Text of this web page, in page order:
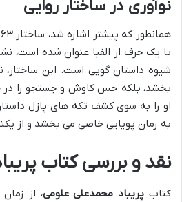
نوآوری در ساختار روایی
با یک حرف از الفبا عنوان شده است،
شیوه داستان گویی است. این ساختار،
بخشد، بلکه حس کاوش و جستجو را در
او را به سوی کشف تکه های پازل
به رمان پویایی خاصی می بخشد و از
نقد و بررسی کتاب
کتاب پریباد محمدعلی علومی، از